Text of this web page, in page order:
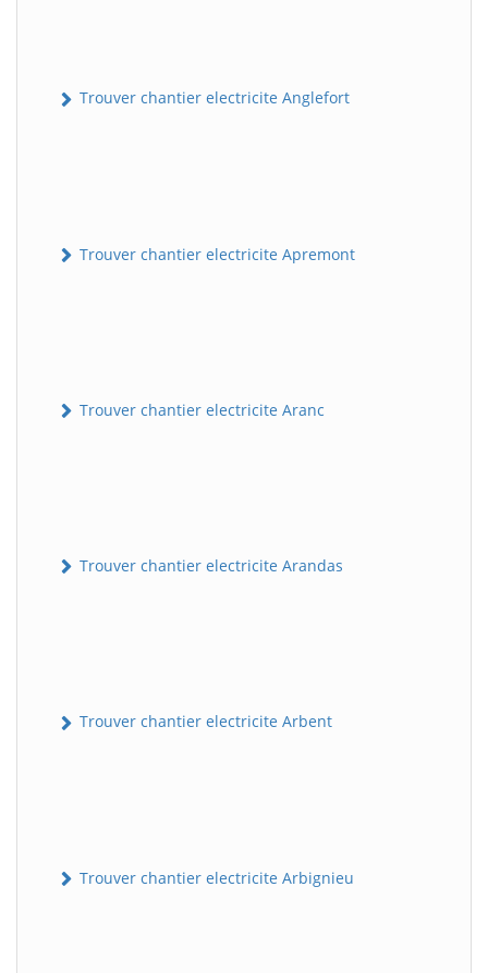
Trouver chantier electricite Anglefort
Trouver chantier electricite Apremont
Trouver chantier electricite Aranc
Trouver chantier electricite Arandas
Trouver chantier electricite Arbent
Trouver chantier electricite Arbignieu